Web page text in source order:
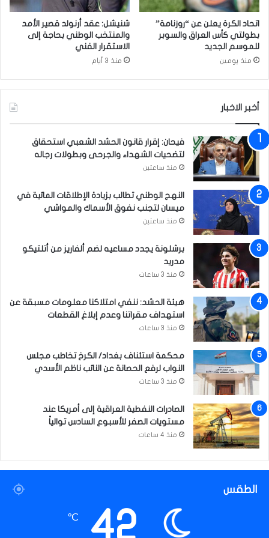
ن
ر
ي
.
.
ي
ك
آ
أ
و
ا
ن
ك
ي
ي
ح
ظ
ى
ا
ل
ش
ع
ب
ا
ل
ع
ر
ا
ق
ي
ب
اتحاد الكرة يعلن عن “روزنامة”
بطولتي كأس العراق والسوبر
للموسم الجديد
منذ يومين
شنيشل: عقد أرنولد قصير الأمد
والمنتخب الوطني بحاجة إلى
الاستقرار الفني
منذ 3 أيام
أخبر الاخبار
فيحان: إقرار قانون الحشد الشعبي استحقاق
لتضحيات الشهداء والجرحى وبطولات رجاله
منذ ساعتين
النهج الوطني تطالب بزيادة الإطلاقات المائية في
ميسان لتجنب نفوق الأسماك والمواشي
منذ ساعتين
برشلونة يجدد مساعيه لضم ألفاريز من أتلتيكو
مدريد
منذ 3 ساعات
هيئة الحشد: ننفي امتلاكنا معلومات مسبقة عن
استهداف مقراتنا وعدم إبلاغ القطعات
منذ 3 ساعات
محكمة استئناف بغداد/ الكرخ تخاطب مجلس
النواب لرفع الحصانة عن النائب ناظم الأسدي
منذ 3 ساعات
الصادرات النفطية العراقية إلى أمريكا عند
مستويات الصفر للأسبوع السادس توالياً
منذ 4 ساعات
الطقس
42
℃